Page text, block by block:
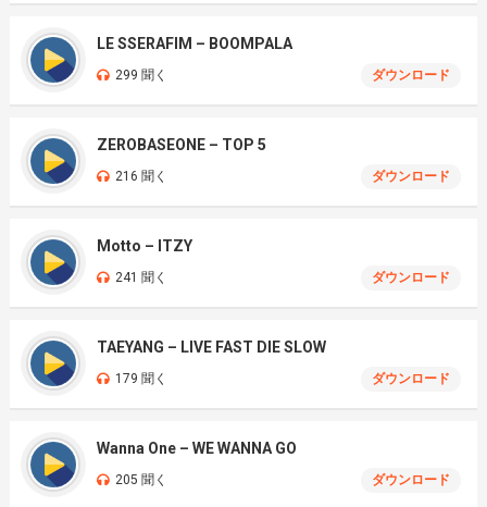
LE SSERAFIM – BOOMPALA
299 聞く ダウンロード
ZEROBASEONE – TOP 5
216 聞く ダウンロード
Motto – ITZY
241 聞く ダウンロード
TAEYANG – LIVE FAST DIE SLOW
179 聞く ダウンロード
Wanna One – WE WANNA GO
205 聞く ダウンロード